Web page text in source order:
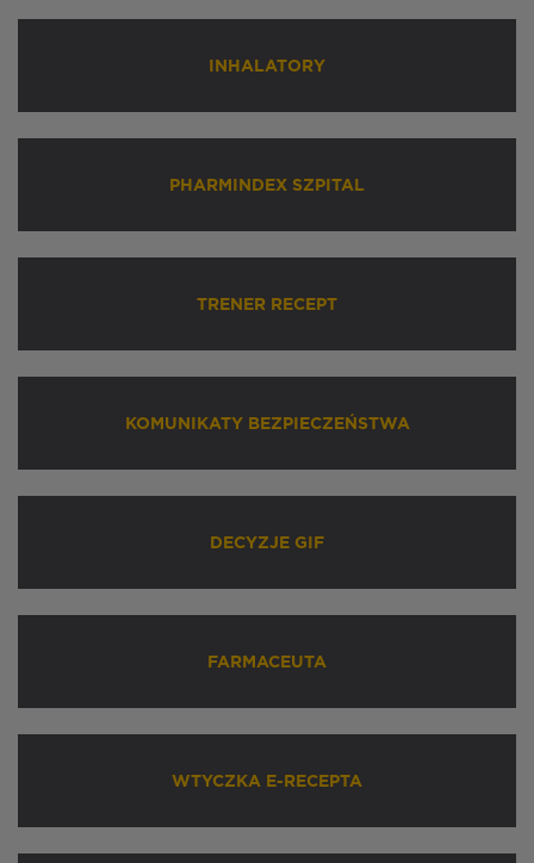
INHALATORY
PHARMINDEX SZPITAL
TRENER RECEPT
KOMUNIKATY BEZPIECZEŃSTWA
DECYZJE GIF
FARMACEUTA
WTYCZKA E-RECEPTA